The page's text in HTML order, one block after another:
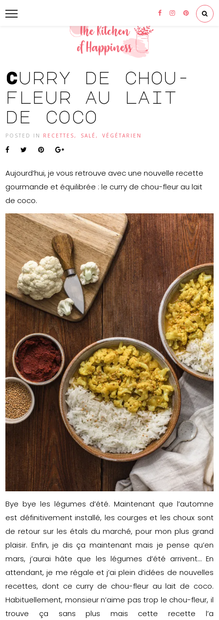
Curry de chou-
fleur au lait
de coco
POSTED IN RECETTES, SALÉ, VÉGÉTARIEN
Aujourd’hui, je vous retrouve avec une nouvelle recette
gourmande et équilibrée : le curry de chou-fleur au lait
de coco.
Bye bye les légumes d’été. Maintenant que l’automne
est définitivement installé, les courges et les choux sont
de retour sur les étals du marché, pour mon plus grand
plaisir. Enfin, je dis ça maintenant mais je pense qu’en
mars, j’aurai hâte que les légumes d’été arrivent… En
attendant, je me régale et j’ai plein d’idées de nouvelles
recettes, dont ce curry de chou-fleur au lait de coco.
Habituellement, monsieur n’aime pas trop le chou-fleur, il
trouve ça sans plus mais cette recette l’a